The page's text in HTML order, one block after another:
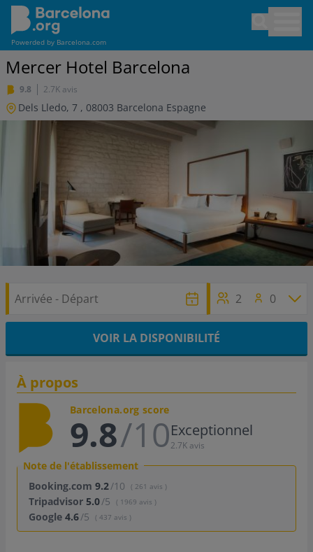
Aller
contenu
principal
Powerded by Barcelona.com
Mercer Hotel Barcelona
9.8 2.7K avis
Dels Lledo, 7 , 08003 Barcelona Espagne
2 0
VOIR LA DISPONIBILITÉ
À propos
Barcelona.org score
9.8/10Exceptionnel
2.7K avis
Note de l'établissement
Booking.com 9.2/10 ( 261 avis )
Tripadvisor 5.0/5 ( 1969 avis )
Google 4.6/5 ( 437 avis )